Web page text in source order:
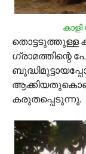
തൊട്ടടുത്തുള്ള
ഗ്രാമത്തിന്റെ
കരുതപ്പെടുന്നു.